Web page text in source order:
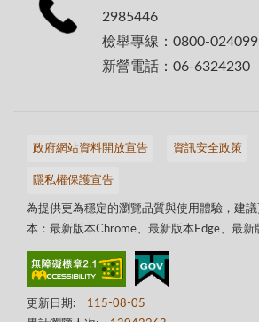
2985446
檢舉專線：0800-024099
新營電話：06-6324230
政府網站資料開放宣告 資訊安全政策
隱私權保護宣告
為提供更為穩定的瀏覽品質與使用體驗，建
本：最新版本Chrome、最新版本Edge、最新
更新日期:
115-08-05